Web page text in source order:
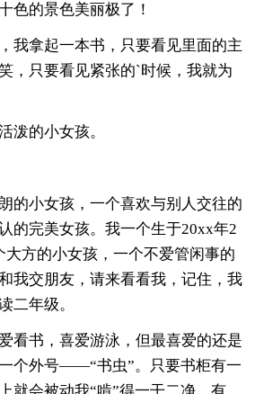
色的景色美丽极了！
我拿起一本书，只要看见里面的主
，只要看见紧张的`时候，我就为
泼的小女孩。
的小女孩，一个喜欢与别人交往的
的完美女孩。我一个生于20xx年2
大方的小女孩，一个不爱管闲事的
我交朋友，请来看看我，记住，我
二年级。
看书，喜爱游泳，但最喜爱的还是
个外号——“书虫”。只要书柜有一